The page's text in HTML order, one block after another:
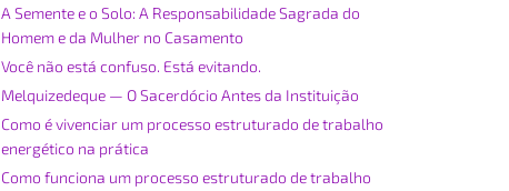
A Semente e o Solo: A Responsabilidade Sagrada do
Homem e da Mulher no Casamento
Você não está confuso. Está evitando.
Melquizedeque — O Sacerdócio Antes da Instituição
Como é vivenciar um processo estruturado de trabalho
energético na prática
Como funciona um processo estruturado de trabalho